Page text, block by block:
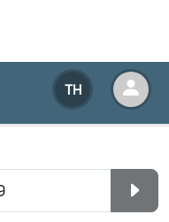
TH
วยงาน